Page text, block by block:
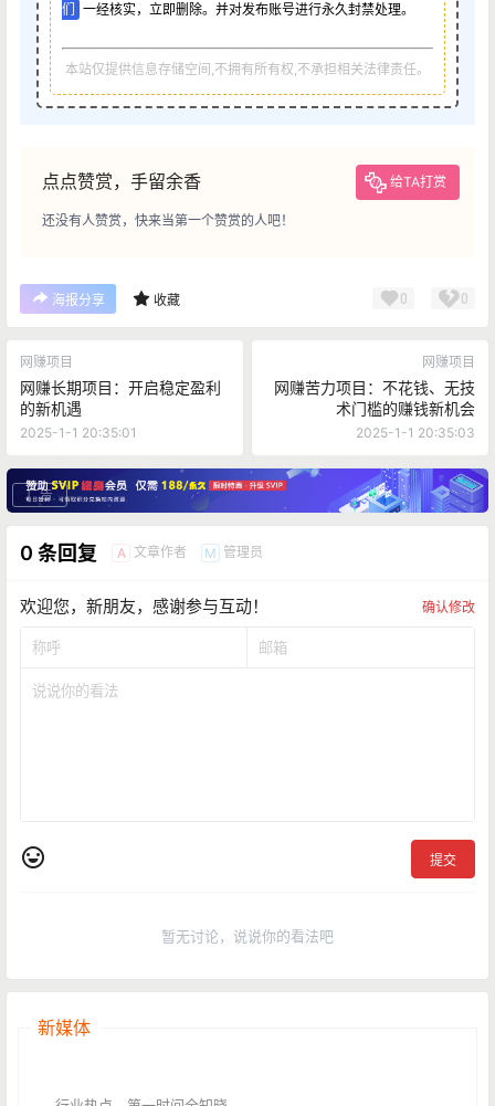
们
一经核实，立即删除。并对发布账号进行永久封禁处理。
本站仅提供信息存储空间,不拥有所有权,不承担相关法律责任。
点点赞赏，手留余香 给TA打赏
还没有人赞赏，快来当第一个赞赏的人吧！
海报分享 收藏 0 0
网赚项目
网赚长期项目：开启稳定盈利
的新机遇
2025-1-1 20:35:01
网赚项目
网赚苦力项目：不花钱、无技
术门槛的赚钱新机会
2025-1-1 20:35:03
广告
0 条回复 A 文章作者 M 管理员
欢迎您，新朋友，感谢参与互动！ 确认修改
提交
暂无讨论，说说你的看法吧
新媒体